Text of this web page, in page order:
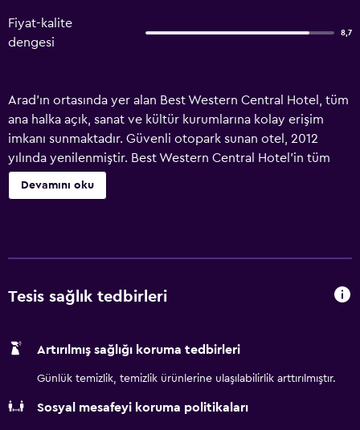
Fiyat-kalite
dengesi
8,7
Arad'ın ortasında yer alan Best Western Central Hotel, tüm
ana halka açık, sanat ve kültür kurumlarına kolay erişim
imkanı sunmaktadır. Güvenli otopark sunan otel, 2012
yılında yenilenmiştir. Best Western Central Hotel'in tüm
odaları klimalıdır ve ücretsiz kablosuz internet erişimi
sunmaktadır. Açık büfe kahvaltı oda fiyatına dahildir.
Devamını oku
Tesis sağlık tedbirleri
Artırılmış sağlığı koruma tedbirleri
Günlük temizlik, temizlik ürünlerine ulaşılabilirlik arttırılmıştır.
Sosyal mesafeyi koruma politikaları